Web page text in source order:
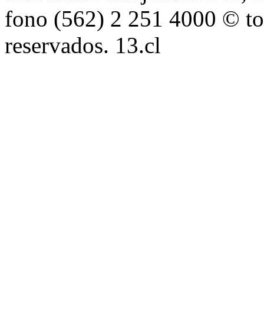
fono (562) 2 251 4000 ©
reservados. 13.cl